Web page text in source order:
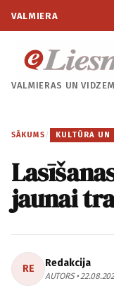
VALMIERA
VALMIERAS UN
SĀKUMS / KULTŪRA UN
jaunai
RE Redakcija
AUTORS •